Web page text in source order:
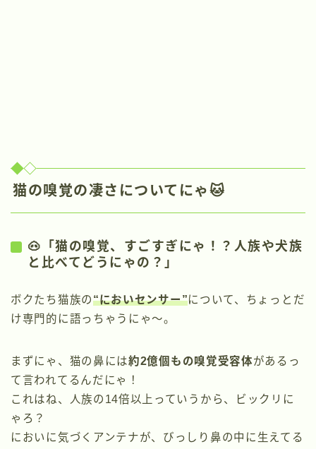
猫の嗅覚の凄さについてにゃ🐱
🐽「猫の嗅覚、すごすぎにゃ！？人族や犬族
と比べてどうにゃの？」
ボクたち猫族の“においセンサー”について、ちょっとだ
け専門的に語っちゃうにゃ〜。
まずにゃ、猫の鼻には約2億個もの嗅覚受容体があるっ
て言われてるんだにゃ！
これはね、人族の14倍以上っていうから、ビックリに
ゃろ？
においに気づくアンテナが、びっしり鼻の中に生えてる